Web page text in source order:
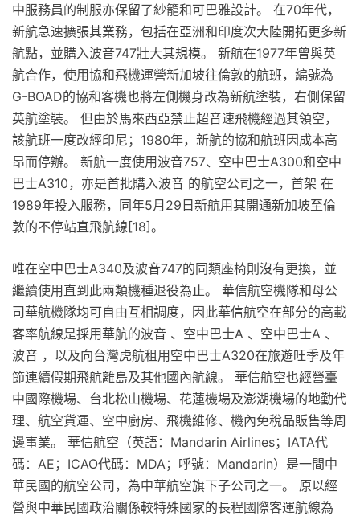
中服務員的制服亦保留了紗籠和可巴雅設計。 在70年代，
新航急速擴張其業務，包括在亞洲和印度次大陸開拓更多新
航點，並購入波音747壯大其規模。 新航在1977年曾與英
航合作，使用協和飛機運營新加坡往倫敦的航班，編號為
G-BOAD的協和客機也將左側機身改為新航塗裝，右側保留
英航塗裝。 但由於馬來西亞禁止超音速飛機經過其領空，
該航班一度改經印尼；1980年，新航的協和航班因成本高
昂而停辦。 新航一度使用波音757、空中巴士A300和空中
巴士A310，亦是首批購入波音 的航空公司之一，首架 在
1989年投入服務，同年5月29日新航用其開通新加坡至倫
敦的不停站直飛航線[18]。
唯在空中巴士A340及波音747的同類座椅則沒有更換，並
繼續使用直到此兩類機種退役為止。 華信航空機隊和母公
司華航機隊均可自由互相調度，因此華信航空在部分的高載
客率航線是採用華航的波音 、空中巴士A 、空中巴士A 、
波音 ，以及向台灣虎航租用空中巴士A320在旅遊旺季及年
節連續假期飛航離島及其他國內航線。 華信航空也經營臺
中國際機場、台北松山機場、花蓮機場及澎湖機場的地勤代
理、航空貨運、空中廚房、飛機維修、機內免稅品販售等周
邊事業。 華信航空（英語：Mandarin Airlines；IATA代
碼：AE；ICAO代碼：MDA；呼號：Mandarin）是一間中
華民國的航空公司，為中華航空旗下子公司之一。 原以經
營與中華民國政治關係較特殊國家的長程國際客運航線為